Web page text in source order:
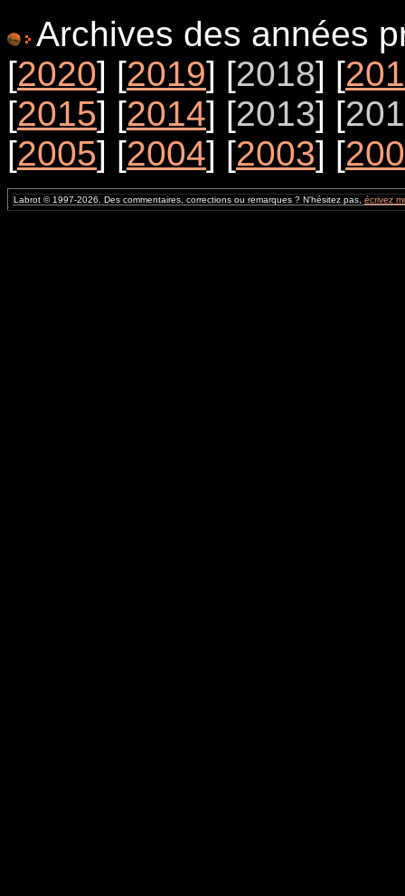
Archives des années
[2020] [2019] [2018] [
[2015] [2014] [2013] [
[2005] [2004] [2003] [
Labrot © 1997-2026. Des commentaires, corrections ou remarques ? N'hésitez pas, écrivez